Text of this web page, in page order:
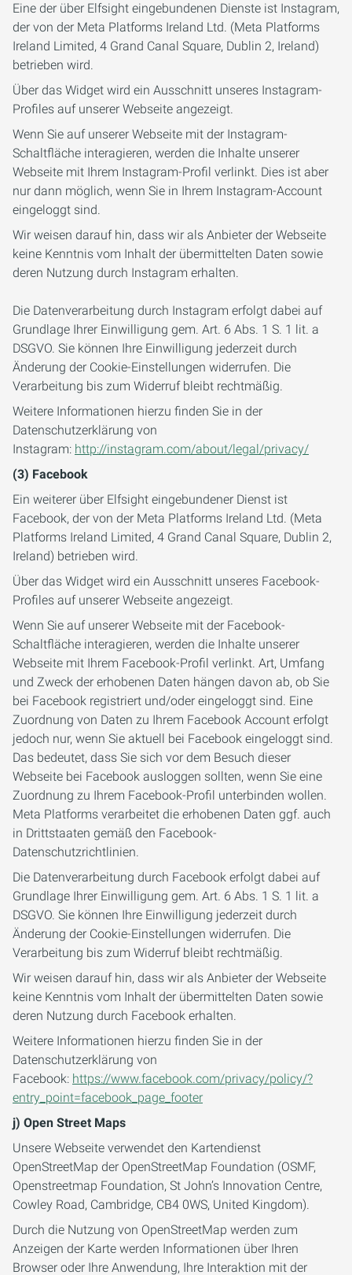
Eine der über Elfsight eingebundenen Dienste ist Instagram,
der von der Meta Platforms Ireland Ltd. (Meta Platforms
Ireland Limited, 4 Grand Canal Square, Dublin 2, Ireland)
betrieben wird.
Über das Widget wird ein Ausschnitt unseres Instagram-
Profiles auf unserer Webseite angezeigt.
Wenn Sie auf unserer Webseite mit der Instagram-
Schaltfläche interagieren, werden die Inhalte unserer
Webseite mit Ihrem Instagram-Profil verlinkt. Dies ist aber
nur dann möglich, wenn Sie in Ihrem Instagram-Account
eingeloggt sind.
Wir weisen darauf hin, dass wir als Anbieter der Webseite
keine Kenntnis vom Inhalt der übermittelten Daten sowie
deren Nutzung durch Instagram erhalten.
Die Datenverarbeitung durch Instagram erfolgt dabei auf
Grundlage Ihrer Einwilligung gem. Art. 6 Abs. 1 S. 1 lit. a
DSGVO. Sie können Ihre Einwilligung jederzeit durch
Änderung der Cookie-Einstellungen widerrufen. Die
Verarbeitung bis zum Widerruf bleibt rechtmäßig.
Weitere Informationen hierzu finden Sie in der
Datenschutzerklärung von
Instagram: http://instagram.com/about/legal/privacy/
(3) Facebook
Ein weiterer über Elfsight eingebundener Dienst ist
Facebook, der von der Meta Platforms Ireland Ltd. (Meta
Platforms Ireland Limited, 4 Grand Canal Square, Dublin 2,
Ireland) betrieben wird.
Über das Widget wird ein Ausschnitt unseres Facebook-
Profiles auf unserer Webseite angezeigt.
Wenn Sie auf unserer Webseite mit der Facebook-
Schaltfläche interagieren, werden die Inhalte unserer
Webseite mit Ihrem Facebook-Profil verlinkt. Art, Umfang
und Zweck der erhobenen Daten hängen davon ab, ob Sie
bei Facebook registriert und/oder eingeloggt sind. Eine
Zuordnung von Daten zu Ihrem Facebook Account erfolgt
jedoch nur, wenn Sie aktuell bei Facebook eingeloggt sind.
Das bedeutet, dass Sie sich vor dem Besuch dieser
Webseite bei Facebook ausloggen sollten, wenn Sie eine
Zuordnung zu Ihrem Facebook-Profil unterbinden wollen.
Meta Platforms verarbeitet die erhobenen Daten ggf. auch
in Drittstaaten gemäß den Facebook-
Datenschutzrichtlinien.
Die Datenverarbeitung durch Facebook erfolgt dabei auf
Grundlage Ihrer Einwilligung gem. Art. 6 Abs. 1 S. 1 lit. a
DSGVO. Sie können Ihre Einwilligung jederzeit durch
Änderung der Cookie-Einstellungen widerrufen. Die
Verarbeitung bis zum Widerruf bleibt rechtmäßig.
Wir weisen darauf hin, dass wir als Anbieter der Webseite
keine Kenntnis vom Inhalt der übermittelten Daten sowie
deren Nutzung durch Facebook erhalten.
Weitere Informationen hierzu finden Sie in der
Datenschutzerklärung von
Facebook: https://www.facebook.com/privacy/policy/?
entry_point=facebook_page_footer
j) Open Street Maps
Unsere Webseite verwendet den Kartendienst
OpenStreetMap der OpenStreetMap Foundation (OSMF,
Openstreetmap Foundation, St John’s Innovation Centre,
Cowley Road, Cambridge, CB4 0WS, United Kingdom).
Durch die Nutzung von OpenStreetMap werden zum
Anzeigen der Karte werden Informationen über Ihren
Browser oder Ihre Anwendung, Ihre Interaktion mit der